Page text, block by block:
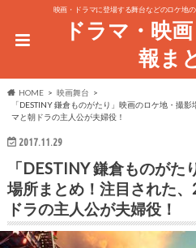
映画・ドラマに登場する舞台などのロケ地
ドラマ・映
報ま
HOME
映画舞台
「DESTINY 鎌倉ものがたり」映画のロケ地・撮
マと朝ドラの主人公が夫婦役！
2017.11.29
「DESTINY 鎌倉ものが
場所まとめ！注目された
ドラの主人公が夫婦役！